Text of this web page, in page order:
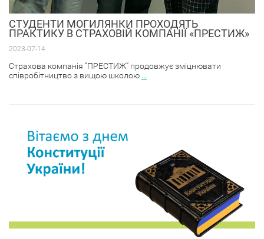
CТУДЕНТИ МОГИЛЯНКИ ПРОХОДЯТЬ
ПРАКТИКУ В СТРАХОВІЙ КОМПАНІЇ «ПРЕСТИЖ»
2023-07-14
Страхова компанія “ПРЕСТИЖ” продовжує зміцнювати
співробітництво з вищою школою ...